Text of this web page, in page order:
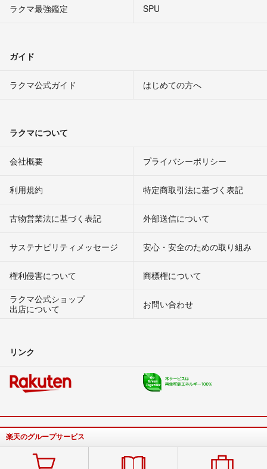
ラクマ最強鑑定
SPU
ガイド
ラクマ公式ガイド はじめての方へ
ラクマについて
会社概要 プライバシーポリシー
利用規約 特定商取引法に基づく表記
古物営業法に基づく表記 外部送信について
サステナビリティメッセージ 安心・安全のための取り組み
権利侵害について
商標権について
ラクマ公式ショップ
出店について
お問い合わせ
リンク
楽天のグループサービス